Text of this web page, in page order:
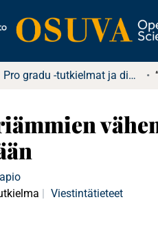
Pro gradu -tutkielmat ja diplomityöt (rajattu saatavuus)
Viestintätieteet